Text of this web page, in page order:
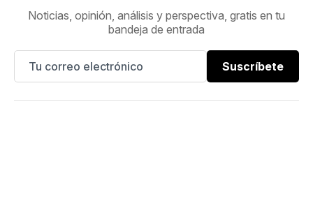
Noticias, opinión, análisis y perspectiva, gratis en tu
bandeja de entrada
Suscríbete